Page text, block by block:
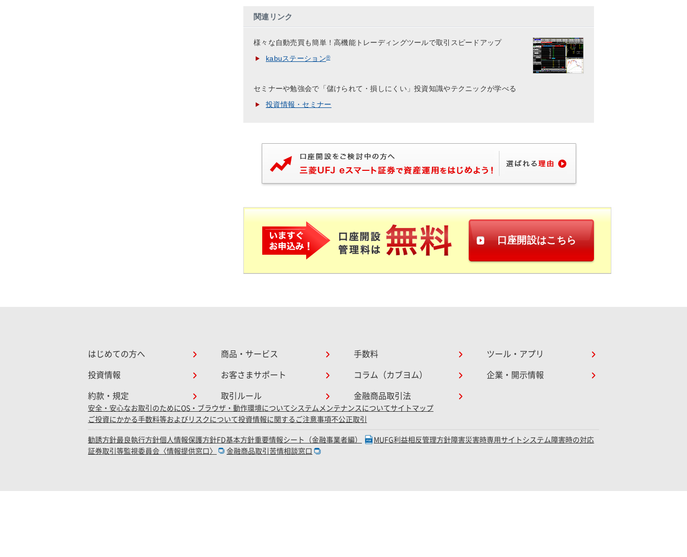
関連リンク
様々な自動売買も簡単！高機能トレーディングツールで取引スピードアップ
kabuステーション®
セミナーや勉強会で「儲けられて・損しにくい」投資知識やテクニックが学べる
投資情報・セミナー
口座開設はこちら
はじめての方へ 商品・サービス 手数料 ツール・アプリ
投資情報 お客さまサポート コラム（カブヨム） 企業・開示情報
約款・規定 取引ルール 金融商品取引法
安全・安心なお取引のためにOS・ブラウザ・動作環境についてシステムメンテナンスについてサイトマップ
ご投資にかかる手数料等およびリスクについて投資情報に関するご注意事項不公正取引
勧誘方針最良執行方針個人情報保護方針FD基本方針重要情報シート（金融事業者編） MUFG利益相反管理方針障害災害時専用サイト システム障害時の対応
証券取引等監視委員会〈情報提供窓口〉
金融商品取引苦情相談窓口